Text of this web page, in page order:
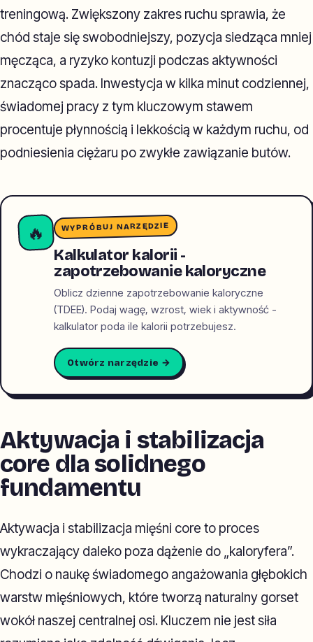
treningową. Zwiększony zakres ruchu sprawia, że
chód staje się swobodniejszy, pozycja siedząca mniej
męcząca, a ryzyko kontuzji podczas aktywności
znacząco spada. Inwestycja w kilka minut codziennej,
świadomej pracy z tym kluczowym stawem
procentuje płynnością i lekkością w każdym ruchu, od
podniesienia ciężaru po zwykłe zawiązanie butów.
🔥 WYPRÓBUJ NARZĘDZIE
Kalkulator kalorii -
zapotrzebowanie kaloryczne
Oblicz dzienne zapotrzebowanie kaloryczne
(TDEE). Podaj wagę, wzrost, wiek i aktywność -
kalkulator poda ile kalorii potrzebujesz.
Otwórz narzędzie →
Aktywacja i stabilizacja
core dla solidnego
fundamentu
Aktywacja i stabilizacja mięśni core to proces
wykraczający daleko poza dążenie do „kaloryfera”.
Chodzi o naukę świadomego angażowania głębokich
warstw mięśniowych, które tworzą naturalny gorset
wokół naszej centralnej osi. Kluczem nie jest siła